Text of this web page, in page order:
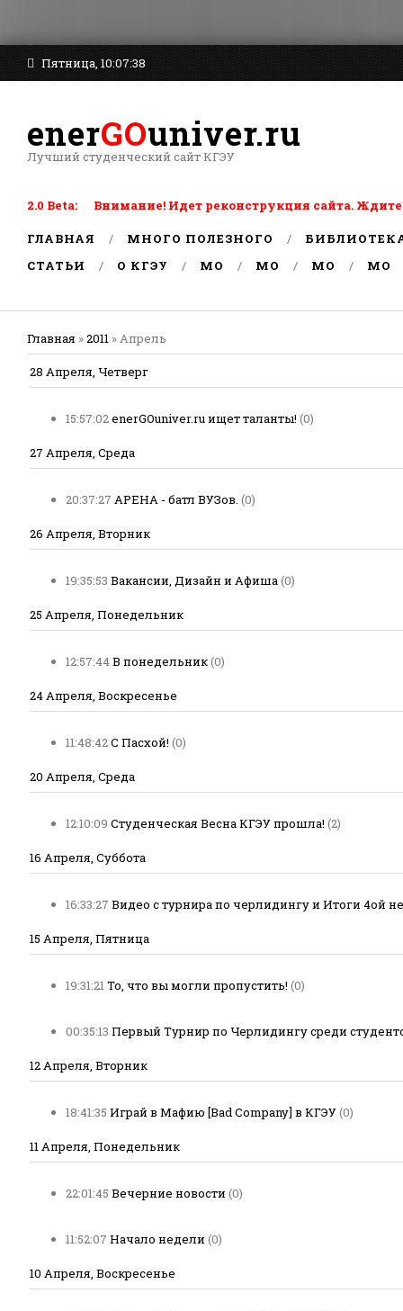
Пятница, 10:07:38
enerGOuniver.ru
Лучший студенческий сайт КГЭУ
2.0 Beta: Внимание! Идет реконструкция сайта. Ждите
ГЛАВНАЯ МНОГО ПОЛЕЗНОГО
СТАТЬИ
О КГЭУ MO MO MO MO
Главная »2011 »Апрель
28 Апреля, Четверг
15:57:02enerGOuniver.ru ищет таланты! (0)
27 Апреля, Среда
20:37:27 АРЕНА - батл ВУЗов. (0)
26 Апреля, Вторник
19:35:53 Вакансии, Дизайн и Афиша(0)
25 Апреля, Понедельник
12:57:44В понедельник(0)
24 Апреля, Воскресенье
11:48:42С Пасхой! (0)
20 Апреля, Среда
12:10:09 Студенческая Весна КГЭУ прошла! (2)
16 Апреля, Суббота
16:33:27 Видео с турнира по черлидингу и Итоги 4ой
15 Апреля, Пятница
19:31:21То, что вы могли пропустить! (0)
00:35:13 Первый Турнир по Черлидингу среди
12 Апреля, Вторник
18:41:35 Играй в Мафию [Bad Company] в КГЭУ(0)
11 Апреля, Понедельник
22:01:45 Вечерние новости (0)
11:52:07 Начало недели (0)
10 Апреля, Воскресенье